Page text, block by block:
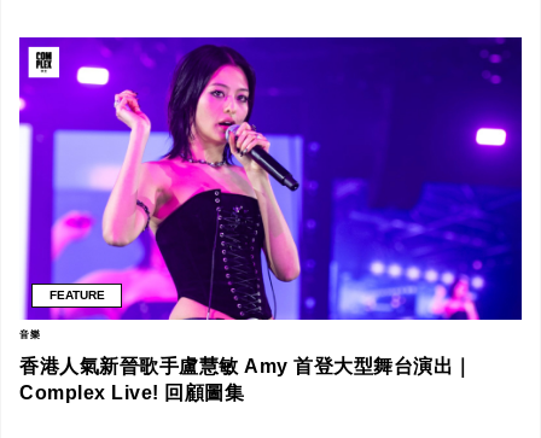
FEATURE
音樂
香港人氣新晉歌手盧慧敏 Amy 首登大型舞台演出｜
Complex Live! 回顧圖集